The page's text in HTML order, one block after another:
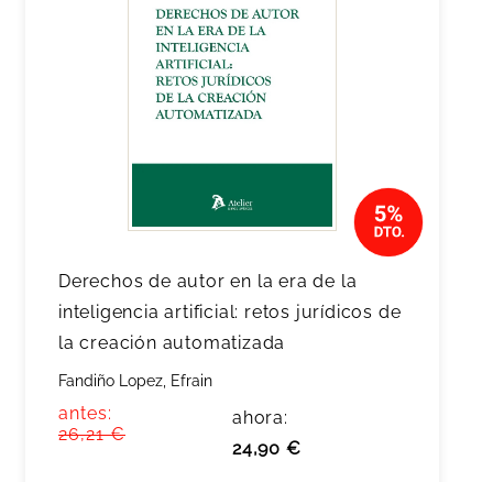
Derechos de autor en la era de la
inteligencia artificial: retos jurídicos de
la creación automatizada
Fandiño Lopez, Efrain
antes:
26,21 €
ahora:
24,90 €